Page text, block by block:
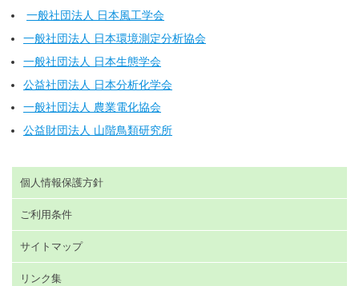
一般社団法人 日本風工学会
一般社団法人 日本環境測定分析協会
一般社団法人 日本生態学会
公益社団法人 日本分析化学会
一般社団法人 農業電化協会
公益財団法人 山階鳥類研究所
個人情報保護方針
ご利用条件
サイトマップ
リンク集